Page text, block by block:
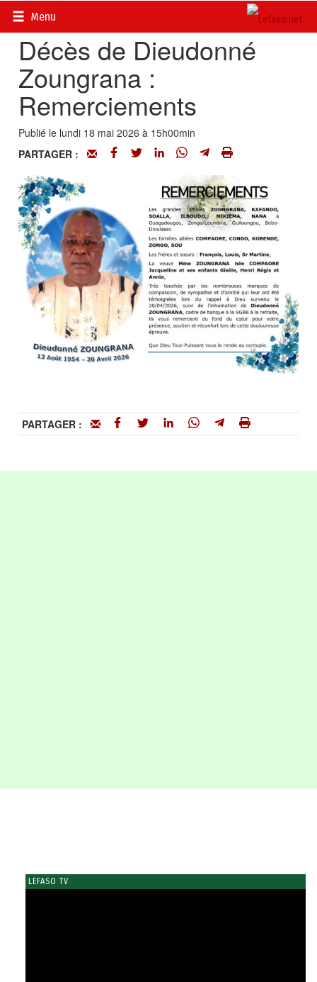
Menu
Accueil>
Décès de Dieudonné
Zoungrana :
Remerciements
Publié le lundi 18 mai 2026 à 15h00min
PARTAGER :
PARTAGER :
LEFASO TV